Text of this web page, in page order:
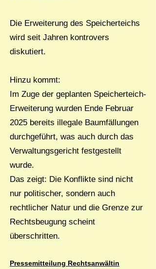
Die Erweiterung des Speicherteichs
wird seit Jahren kontrovers
diskutiert.
Hinzu kommt:
Im Zuge der geplanten Speicherteich-
Erweiterung wurden Ende Februar
2025 bereits illegale Baumfällungen
durchgeführt, was auch durch das
Verwaltungsgericht festgestellt
wurde.
Das zeigt: Die Konflikte sind nicht
nur politischer, sondern auch
rechtlicher Natur und die Grenze zur
Rechtsbeugung scheint
überschritten.
Pressemitteilung Rechtsanwältin